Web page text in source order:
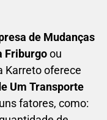
de Mudanças
Friburgoou
Karreto oferece
Um Transporte
fatores, como: